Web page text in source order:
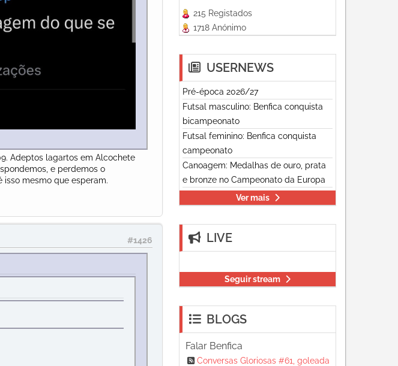
Adeptos lagartos em Alcochete
e perdemos o
isso mesmo que esperam.
#1426
215 Registados
1718 Anónimo
USERNEWS
Pré-época 2026/27
Futsal masculino: Benfica conquista
bicampeonato
Futsal feminino: Benfica conquista
campeonato
Canoagem: Medalhas de ouro, prata
e bronze no Campeonato da Europa
Ver mais
LIVE
Seguir stream
BLOGS
Falar Benfica
Conversas Gloriosas #61, goleada